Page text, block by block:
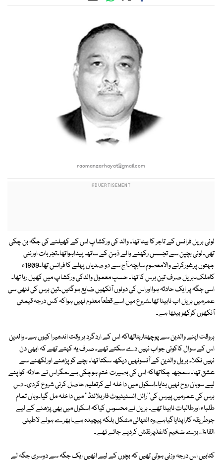
raomanzarhayat@gmail.com
لوئی بریل فرانس کے تاجر کا بیٹا تھا۔ والد کی ورکشاپ اس کے کھیلنے کی جگہ بن چکی
تھی۔لوئی بچپن سے تجسس رکھنے والے ذہن کے ساتھ پیداہواتھا۔تجربات اورنئی
جہتوں پرغورکرنے والامعصوم سابچہ۔آج سے دو صدیاں پہلے کا فرانس تھا۔1809ء
کاملک۔بریل صرف تین برس کا تھا۔ حسبِ معمول والدکی ورکشاپ میں کھیل رہا تھا۔
اسی جگہ پر ایک حادثہ ہوااوراس کی دونوں آنکھیں ضایع ہوگئیں۔تین برس کی ننھی سی
عمرمیں بریل اب نابینا تھا۔شروع میں اسے قطعاً معلوم نہیں ہواکہ کس درجہ قیمتی
آنکھوں کوکھو بیٹھا ہے۔
ہروقت اپنے والدین سے پوچھتارہتاتھاکہ اس کے اردگرد ہر وقت اندھیرا کیوں ہے۔ والدین
اس کے سوال کاکوئی جواب نہیں دے سکتے تھے۔ صرف یہ کہتے تھے کہ ابھی دن
نہیں نکلا۔ بریل والدین کے آنسونہیں دیکھ سکتا تھا۔ بچے کو پڑھنے اورلکھنے سے
عشق تھا۔ سمجھ چکاتھاکہ اس کی بصیرت ختم ہوچکی ہے۔مگراس نے حادثہ کواپنے
لیے سوہان روح نہیں بنایا۔اسکول میں داخلہ لے کرتعلیم حاصل کرنی شروع کردی۔ دس
برس کی عمرمیں پیرس کی''رائل انسٹیٹیوٹ فاربلائنڈ'' میں داخلہ مل گیا۔وہاں تمام
طلباء اورطالبات نابینا تھے۔ بریل نے محسوس کیاکہ اسکول میں بھی پڑھنے کے لیے
جوطریقہ کاراپنایاگیاہے،وہ انتہائی مشکل بلکہ پیچیدہ ہے۔ابھرے ہوئے لاطینی
الفاظ، بڑے ضخیم کاغذپرنقش کردیے جاتے تھے۔
کتابیں اس درجہ وزنی ہوتی تھیں کہ بچوں کے لیے انھیں ایک جگہ سے دوسری جگہ لے